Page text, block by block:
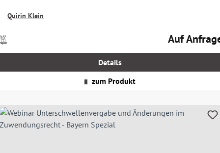
Quirin Klein
Regulärer
Auf
Details
zum Produkt